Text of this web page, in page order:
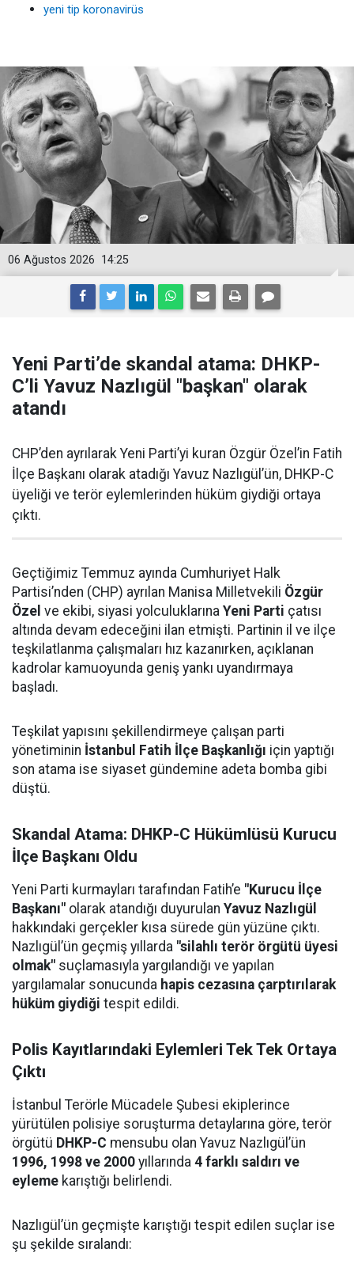
yeni tip koronavirüs
14:25
06 Ağustos 2026
Yeni Parti’de skandal atama: DHKP-
C’li Yavuz Nazlıgül "başkan" olarak
atandı
CHP’den ayrılarak Yeni Parti’yi kuran Özgür Özel’in Fatih
İlçe Başkanı olarak atadığı Yavuz Nazlıgül’ün, DHKP-C
üyeliği ve terör eylemlerinden hüküm giydiği ortaya
çıktı.
Geçtiğimiz Temmuz ayında Cumhuriyet Halk
Partisi’nden (CHP) ayrılan Manisa Milletvekili Özgür
Özel ve ekibi, siyasi yolculuklarına Yeni Parti çatısı
altında devam edeceğini ilan etmişti. Partinin il ve ilçe
teşkilatlanma çalışmaları hız kazanırken, açıklanan
kadrolar kamuoyunda geniş yankı uyandırmaya
başladı.
Teşkilat yapısını şekillendirmeye çalışan parti
yönetiminin İstanbul Fatih İlçe Başkanlığı için yaptığı
son atama ise siyaset gündemine adeta bomba gibi
düştü.
Skandal Atama: DHKP-C Hükümlüsü Kurucu
İlçe Başkanı Oldu
Yeni Parti kurmayları tarafından Fatih’e "Kurucu İlçe
Başkanı" olarak atandığı duyurulan Yavuz Nazlıgül
hakkındaki gerçekler kısa sürede gün yüzüne çıktı.
Nazlıgül’ün geçmiş yıllarda "silahlı terör örgütü üyesi
olmak" suçlamasıyla yargılandığı ve yapılan
yargılamalar sonucunda hapis cezasına çarptırılarak
hüküm giydiği tespit edildi.
Polis Kayıtlarındaki Eylemleri Tek Tek Ortaya
Çıktı
İstanbul Terörle Mücadele Şubesi ekiplerince
yürütülen polisiye soruşturma detaylarına göre, terör
örgütü DHKP-C mensubu olan Yavuz Nazlıgül’ün
1996, 1998 ve 2000 yıllarında 4 farklı saldırı ve
eyleme karıştığı belirlendi.
Nazlıgül’ün geçmişte karıştığı tespit edilen suçlar ise
şu şekilde sıralandı: